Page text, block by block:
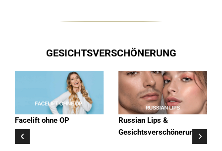
GESICHTSVERSCHÖNERUNG
Facelift ohne OP
Russian Lips &
Gesichtsverschönerung